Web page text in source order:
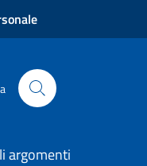
argomenti